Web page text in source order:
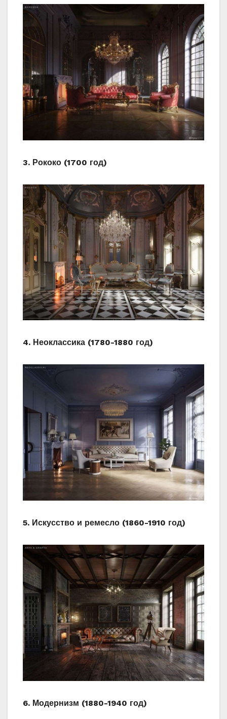
3. Рококо (1700 год)
4. Неоклассика (1780-1880 год)
5. Искусство и ремесло (1860-1910 год)
6. Модернизм (1880-1940 год)